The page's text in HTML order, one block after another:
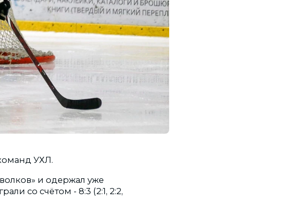
УХЛ.
и одержал уже
со счётом - 8:3 (2:1, 2:2,